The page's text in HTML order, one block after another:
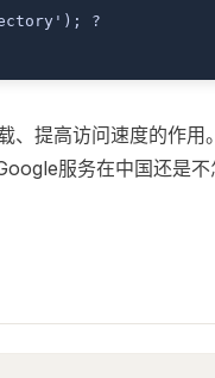
?
、提高访问速度的作用
服务在中国还是不